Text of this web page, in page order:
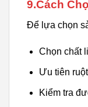
9.Cách
Để lựa chọn
Chọn chất
Ưu tiên
Kiểm tra